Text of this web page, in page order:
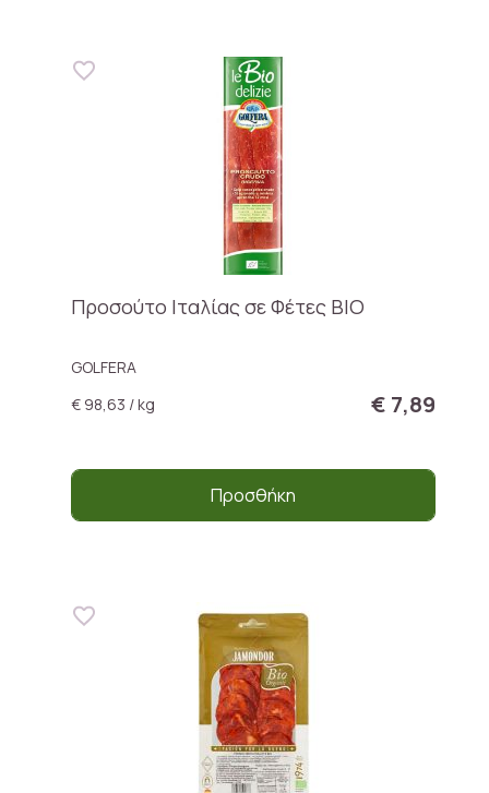
Προσούτο Ιταλίας σε Φέτες ΒΙΟ
GOLFERA
€ 98,63 / kg
€ 7,89
Προσθήκη